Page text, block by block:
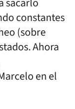
constantes
(sobre
Ahora
en el